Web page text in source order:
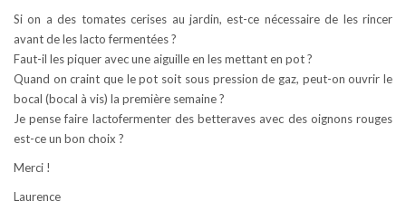
Si on a des tomates cerises au jardin, est-ce nécessaire de les rincer
avant de les lacto fermentées ?
Faut-il les piquer avec une aiguille en les mettant en pot ?
Quand on craint que le pot soit sous pression de gaz, peut-on ouvrir le
bocal (bocal à vis) la première semaine ?
Je pense faire lactofermenter des betteraves avec des oignons rouges
est-ce un bon choix ?
Merci !
Laurence